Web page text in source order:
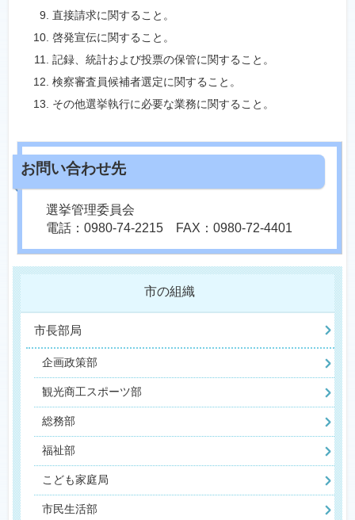
直接請求に関すること。
啓発宣伝に関すること。
記録、統計および投票の保管に関すること。
検察審査員候補者選定に関すること。
その他選挙執行に必要な業務に関すること。
選挙管理委員会
電話：0980-74-2215 FAX：0980-72-4401
市の組織
市長部局
企画政策部
観光商工スポーツ部
総務部
福祉部
こども家庭局
市民生活部